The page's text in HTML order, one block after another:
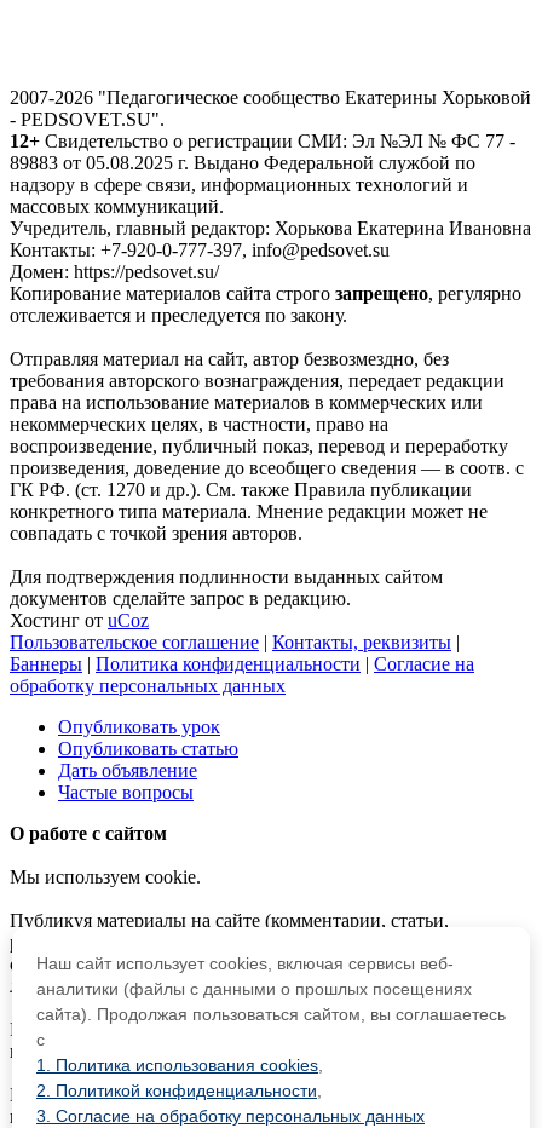
2007-2026 "Педагогическое сообщество Екатерины Хорьковой
- PEDSOVET.SU".
12+ Свидетельство о регистрации СМИ: Эл №ЭЛ № ФС 77 -
89883 от 05.08.2025 г. Выдано Федеральной службой по
надзору в сфере связи, информационных технологий и
массовых коммуникаций.
Учредитель, главный редактор: Хорькова Екатерина Ивановна
Контакты: +7-920-0-777-397, info@pedsovet.su
Домен: https://pedsovet.su/
Копирование материалов сайта строго запрещено, регулярно
отслеживается и преследуется по закону.
Отправляя материал на сайт, автор безвозмездно, без
требования авторского вознаграждения, передает редакции
права на использование материалов в коммерческих или
некоммерческих целях, в частности, право на
воспроизведение, публичный показ, перевод и переработку
произведения, доведение до всеобщего сведения — в соотв. с
ГК РФ. (ст. 1270 и др.). См. также Правила публикации
конкретного типа материала. Мнение редакции может не
совпадать с точкой зрения авторов.
Для подтверждения подлинности выданных сайтом
документов сделайте запрос в редакцию.
Хостинг от uCoz
Пользовательское соглашение | Контакты, реквизиты |
Баннеры | Политика конфиденциальности | Согласие на
обработку персональных данных
Опубликовать урок
Опубликовать статью
Дать объявление
Частые вопросы
О работе с сайтом
Мы используем cookie.
Публикуя материалы на сайте (комментарии, статьи,
разработки и др.), пользователи берут на себя всю
ответственность за содержание материалов и разрешение
любых спорных вопросов с третьми лицами.
При этом редакция сайта готова оказывать всяческую
поддержку как в публикации, так и других вопросах.
Если вы обнаружили, что на нашем сайте незаконно
используются материалы,сообщите администратору
Наш сайт использует cookies, включая сервисы веб-
аналитики (файлы с данными о прошлых посещениях
сайта). Продолжая пользоваться сайтом, вы соглашаетесь
с
1. Политика использования cookies
2. Политикой конфиденциальности
3. Согласие на обработку персональных данных